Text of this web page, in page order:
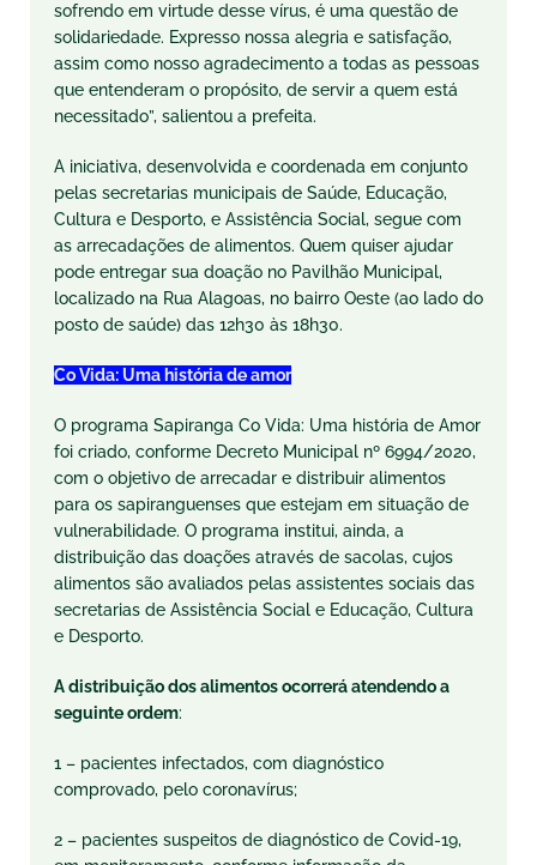
sofrendo em virtude desse vírus, é uma questão de
solidariedade. Expresso nossa alegria e satisfação,
assim como nosso agradecimento a todas as pessoas
que entenderam o propósito, de servir a quem está
necessitado”, salientou a prefeita.
A iniciativa, desenvolvida e coordenada em conjunto
pelas secretarias municipais de Saúde, Educação,
Cultura e Desporto, e Assistência Social, segue com
as arrecadações de alimentos. Quem quiser ajudar
pode entregar sua doação no Pavilhão Municipal,
localizado na Rua Alagoas, no bairro Oeste (ao lado do
posto de saúde) das 12h30 às 18h30.
Co Vida: Uma história de amor
O programa Sapiranga Co Vida: Uma história de Amor
foi criado, conforme Decreto Municipal nº 6994/2020,
com o objetivo de arrecadar e distribuir alimentos
para os sapiranguenses que estejam em situação de
vulnerabilidade. O programa institui, ainda, a
distribuição das doações através de sacolas, cujos
alimentos são avaliados pelas assistentes sociais das
secretarias de Assistência Social e Educação, Cultura
e Desporto.
A distribuição dos alimentos ocorrerá atendendo a
seguinte ordem:
1 – pacientes infectados, com diagnóstico
comprovado, pelo coronavírus;
2 – pacientes suspeitos de diagnóstico de Covid-19,